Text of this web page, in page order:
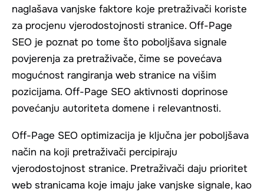
naglašava vanjske faktore koje pretraživači koriste
za procjenu vjerodostojnosti stranice. Off-Page
SEO je poznat po tome što poboljšava signale
povjerenja za pretraživače, čime se povećava
mogućnost rangiranja web stranice na višim
pozicijama. Off-Page SEO aktivnosti doprinose
povećanju autoriteta domene i relevantnosti.
Off-Page SEO optimizacija je ključna jer poboljšava
način na koji pretraživači percipiraju
vjerodostojnost stranice. Pretraživači daju prioritet
web stranicama koje imaju jake vanjske signale, kao